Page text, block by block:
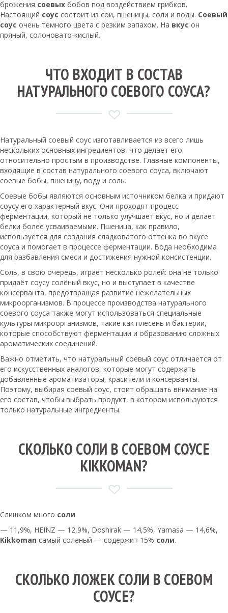
брожения соевых бобов под воздействием грибков.
Настоящий соус состоит из сои, пшеницы, соли и воды. Соевый
соус очень темного цвета с резким запахом. На вкус он
пряный, солоновато-кислый.
ЧТО ВХОДИТ В СОСТАВ
НАТУРАЛЬНОГО СОЕВОГО СОУСА?
Натуральный соевый соус изготавливается из всего лишь
нескольких основных ингредиентов, что делает его
относительно простым в производстве. Главные компоненты,
входящие в состав натурального соевого соуса, включают
соевые бобы, пшеницу, воду и соль.
Соевые бобы являются основным источником белка и придают
соусу его характерный вкус. Они проходят процесс
ферментации, который не только улучшает вкус, но и делает
белки более усваиваемыми. Пшеница, как правило,
используется для создания сладковатого оттенка во вкусе
соуса и помогает в процессе ферментации. Вода необходима
для разбавления смеси и достижения нужной консистенции.
Соль, в свою очередь, играет несколько ролей: она не только
придаёт соусу солёный вкус, но и выступает в качестве
консерванта, предотвращая развитие нежелательных
микроорганизмов. В процессе производства натурального
соевого соуса также могут использоваться специальные
культуры микроорганизмов, такие как плесень и бактерии,
которые способствуют ферментации и образованию сложных
ароматических соединений.
Важно отметить, что натуральный соевый соус отличается от
его искусственных аналогов, которые могут содержать
добавленные ароматизаторы, красители и консерванты.
Поэтому, выбирая соевый соус, стоит обращать внимание на
его состав, чтобы выбрать продукт, в котором используются
только натуральные ингредиенты.
СКОЛЬКО СОЛИ В СОЕВОМ СОУСЕ
KIKKOMAN?
Слишком много соли
— 11,9%, HEINZ — 12,9%, Doshirak — 14,5%, Yamasa — 14,6%,
Kikkoman самый соленый — содержит 15% соли.
СКОЛЬКО ЛОЖЕК СОЛИ В СОЕВОМ
СОУСЕ?